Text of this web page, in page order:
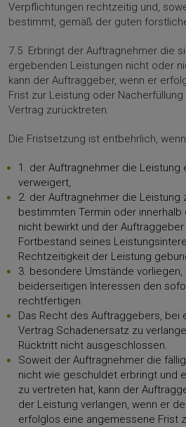
Verpflichtungen rechtzeitig und,
bestimmt, gemäß der guten
7.5 Erbringt der Auftragnehmer die
ergebenden Leistungen nicht oder
kann der Auftraggeber, wenn er
Frist zur Leistung oder
Vertrag zurücktreten.
Die Fristsetzung ist entbehrlich,
1. der Auftragnehmer die Leistung
verweigert,
2. der Auftragnehmer die Leistung
bestimmten Termin oder
nicht bewirkt und der
Fortbestand seines
Rechtzeitigkeit der Leistung
3. besondere Umstände
beiderseitigen Interessen den
rechtfertigen.
Das Recht des Auftraggebers, bei
Vertrag Schadenersatz zu
Rücktritt nicht
Soweit der Auftragnehmer die
nicht wie geschuldet erbringt und
zu vertreten hat, kann der
der Leistung verlangen, wenn er
erfolglos eine angemessene Frist